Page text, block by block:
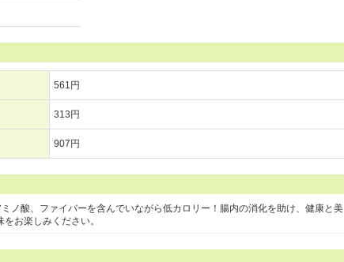
561円
313円
907円
ノ酸、ファイバーを含んでいながら低カロリー！腸内の消化を助け、健康と美
お楽しみください。